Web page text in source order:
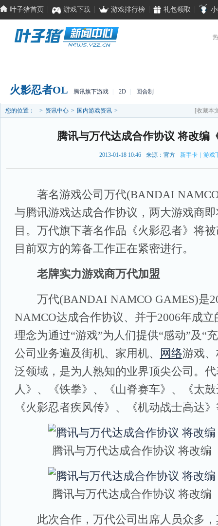
叶子猪首页 游戏下载 游戏排行榜 礼包领取
火影忍者OL 腾讯旗下游戏 2D 回合制
您的位置： > 资讯中心 > 国内游戏资讯 > [收藏本
腾讯与万代达成合作协议 将改编
2013-01-18 10:46 来源：官方 新手卡 游戏
著名游戏公司万代(BANDAI NAMCO
与腾讯游戏达成合作协议，两大游戏商
目。万代旗下著名作品《火影忍者》将
目前双方的筹备工作正在紧密进行。
老牌实力游戏商万代加盟
万代(BANDAI NAMCO GAMES)是
NAMCO达成合作协议、并于2006年成
理念为通过“游戏”为人们提供“感动”及“
公司业务遍及街机、家用机、 网络游戏
泛领域，是为人熟知的业界顶尖公司。
人》、《铁拳》、《山脊赛车》、《太
《火影忍者疾风传》、《机动战士高达
腾讯与万代达成合作协议 将改编
腾讯与万代达成合作协议 将改编
此次合作，万代公司出席人员众多，